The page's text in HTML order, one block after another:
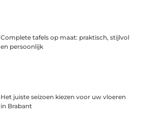
Complete tafels op maat: praktisch, stijlvol
en persoonlijk
Het juiste seizoen kiezen voor uw vloeren
in Brabant